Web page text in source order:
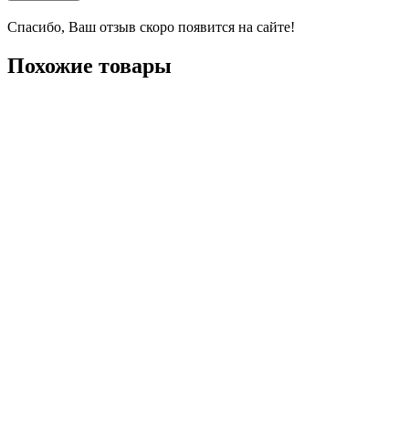
Спасибо, Ваш отзыв скоро появится на сайте!
Похожие товары